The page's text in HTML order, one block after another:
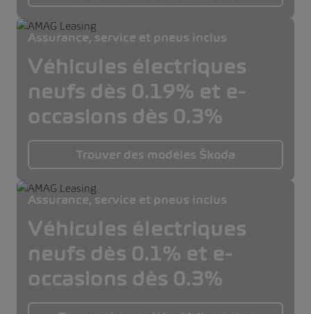
Assurance, service et pneus inclus
Véhicules électriques
neufs dès 0.19% et e-
occasions dès 0.3%
Trouver des modèles Škoda
Assurance, service et pneus inclus
Véhicules électriques
neufs dès 0.1% et e-
occasions dès 0.3%